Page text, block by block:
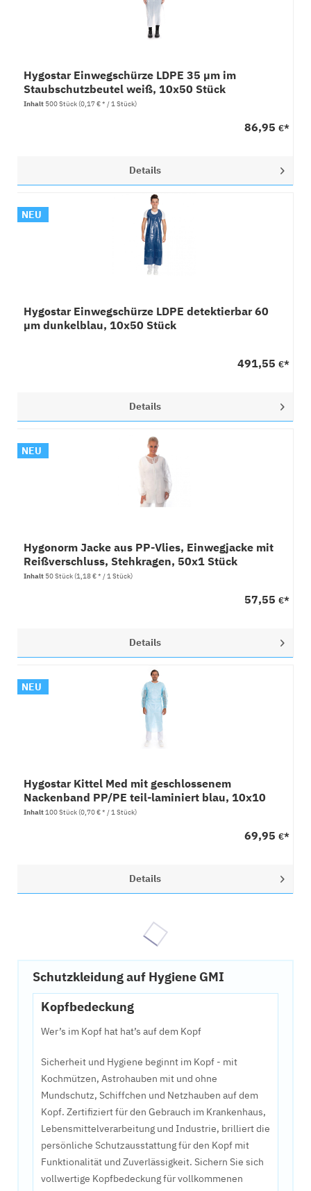
Hygostar Einwegschürze LDPE 35 µm im
Staubschutzbeutel weiß, 10x50 Stück
Inhalt 500 Stück(0,17 € * / 1 Stück)
86,95 €*
Details
NEU
Hygostar Einwegschürze LDPE detektierbar 60
µm dunkelblau, 10x50 Stück
491,55 €*
Details
NEU
Hygonorm Jacke aus PP-Vlies, Einwegjacke mit
Reißverschluss, Stehkragen, 50x1 Stück
Inhalt 50 Stück(1,18 € * / 1 Stück)
57,55 €*
Details
NEU
Hygostar Kittel Med mit geschlossenem
Nackenband PP/PE teil-laminiert blau, 10x10
Stück
Inhalt100 Stück(0,70 € * / 1 Stück)
69,95 €*
Details
Schutzkleidung auf Hygiene GMI
Kopfbedeckung
Wer’s im Kopf hat hat’s auf dem Kopf
Sicherheit und Hygiene beginnt im Kopf - mit
Kochmützen, Astrohauben mit und ohne
Mundschutz, Schiffchen und Netzhauben auf dem
Kopf. Zertifiziert für den Gebrauch im Krankenhaus,
Lebensmittelverarbeitung und Industrie, brilliert die
persönliche Schutzausstattung für den Kopf mit
Funktionalität und Zuverlässigkeit. Sichern Sie sich
vollwertige Kopfbedeckung für vollkommenen